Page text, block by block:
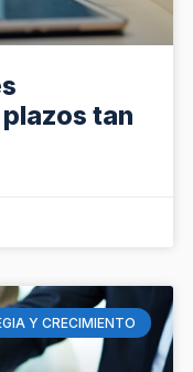
tan
Y CRECIMIENTO